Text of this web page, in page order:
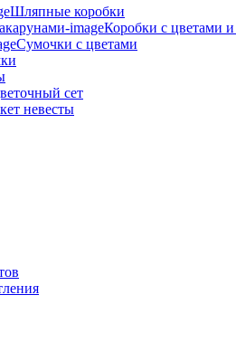
Шляпные коробки
Коробки с цветами
Сумочки с цветами
сет
невесты